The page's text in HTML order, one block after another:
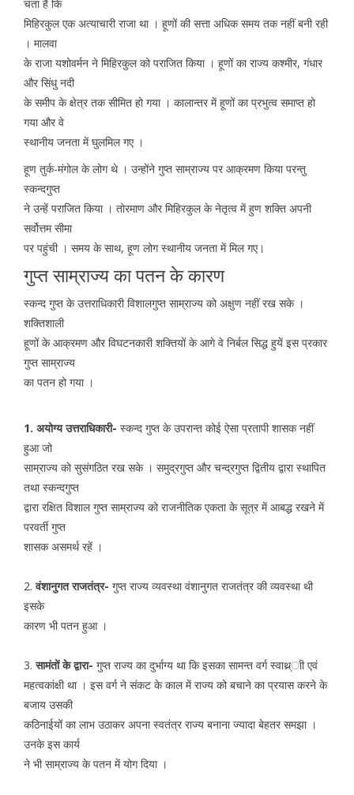
चता है कि
मिहिरकुल एक अत्याचारी राजा था । हूणों की सत्ता अधिक समय तक नहीं बनी रही
। मालवा
के राजा यशोवर्मन ने मिहिरकुल को पराजित किया । हूणों का राज्य कश्मीर, गंधार
और सिंधु नदी
के समीप के क्षेत्र तक सीमित हो गया । कालान्तर में हूणों का प्रभुत्व समाप्त हो
गया और वे
स्थानीय जनता में घुलमिल गए ।
हूण तुर्क-मंगोल के लोग थे । उन्होंने गुप्त साम्राज्य पर आक्रमण किया परन्तु
स्कन्दगुप्त
ने उन्हें पराजित किया । तोरमाण और मिहिरकुल के नेतृत्व में हुण शक्ति अपनी
सर्वोत्तम सीमा
पर पहुंची । समय के साथ, हूण लोग स्थानीय जनता में मिल गए।
गुप्त साम्राज्य का पतन के कारण
स्कन्द गुप्त के उत्तराधिकारी विशालगुप्त साम्राज्य को अक्षुण नहीं रख सके ।
शक्तिशाली
हूणों के आक्रमण और विघटनकारी शक्तियों के आगे वे निर्बल सिद्ध हुयें इस प्रकार
गुप्त साम्राज्य
का पतन हो गया ।
1. अयोग्य उत्तराधिकारी- स्कन्द गुप्त के उपरान्त कोई ऐसा प्रतापी शासक नहीं
हुआ जो
साम्राज्य को सुसंगठित रख सके । समुद्रगुप्त और चन्द्रगुप्त द्वितीय द्वारा स्थापित
तथा स्कन्दगुप्त
द्वारा रक्षित विशाल गुप्त साम्राज्य को राजनीतिक एकता के सूत्र में आबद्ध रखने में
परवर्ती गुप्त
शासक असमर्थ रहें ।
2.वंशानुगत राजतंत्र- गुप्त राज्य व्यवस्था वंशानुगत राजतंत्र की व्यवस्था थी
इसके
कारण भी पतन हुआ ।
3.सामंतों के द्वारा- गुप्त राज्य का दुर्भाग्य था कि इसका सामन्त वर्ग स्वाथ्र्ाी एवं
महत्वकांक्षी था । इस वर्ग ने संकट के काल में राज्य को बचाने का प्रयास करने के
बजाय उसकी
कठिनाईयों का लाभ उठाकर अपना स्वतंत्र राज्य बनाना ज्यादा बेहतर समझा ।
उनके इस कार्य
ने भी साम्राज्य के पतन में योग दिया ।